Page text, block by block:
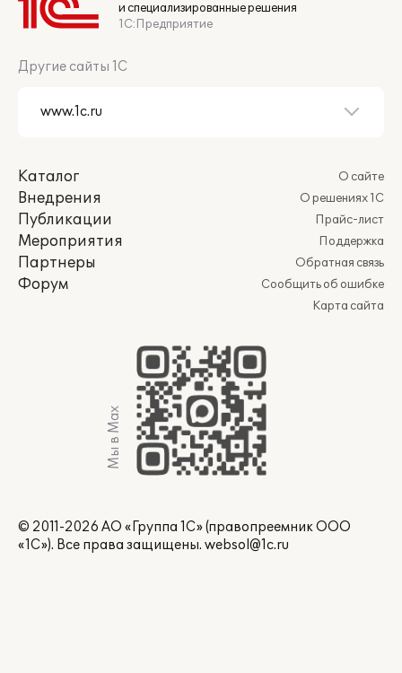
и специализированные решения
1С:Предприятие
Другие сайты 1С
Каталог
Внедрения
Публикации
Мероприятия
Партнеры
Форум
О сайте
О решениях 1С
Прайс-лист
Поддержка
Обратная связь
Сообщить об ошибке
Карта сайта
Мы в Max
© 2011-2026 АО «Группа 1С» (правопреемник ООО
«1С»). Все права защищены. websol@1c.ru